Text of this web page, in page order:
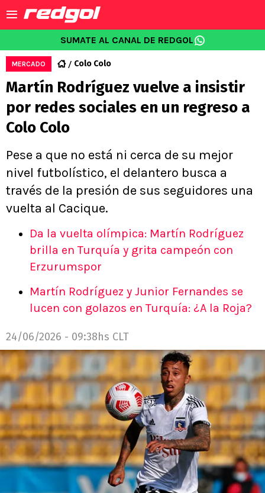
SUMATE AL CANAL DE REDGOL
MERCADO Colo Colo
Martín Rodríguez vuelve a insistir
por redes sociales en un regreso a
Colo Colo
Pese a que no está ni cerca de su mejor
nivel futbolístico, el delantero busca a
través de la presión de sus seguidores una
vuelta al Cacique.
Da la vuelta olímpica: Martín Rodríguez
brilla en Turquía y grita campeón con
Erzurumspor
Martín Rodríguez y Junior Fernandes se
lucen con golazos en Turquía: ¿A la Roja?
24/06/2026 - 09:38hs CLT